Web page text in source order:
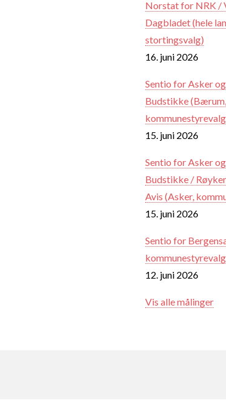
Norstat for NRK /
Dagbladet (hele
stortingsvalg)
16. juni 2026
Sentio for Asker
Budstikke (Bærum,
15. juni 2026
Sentio for Asker
Budstikke /
Avis (Asker,
15. juni 2026
Sentio for
12. juni 2026
Vis alle målinger